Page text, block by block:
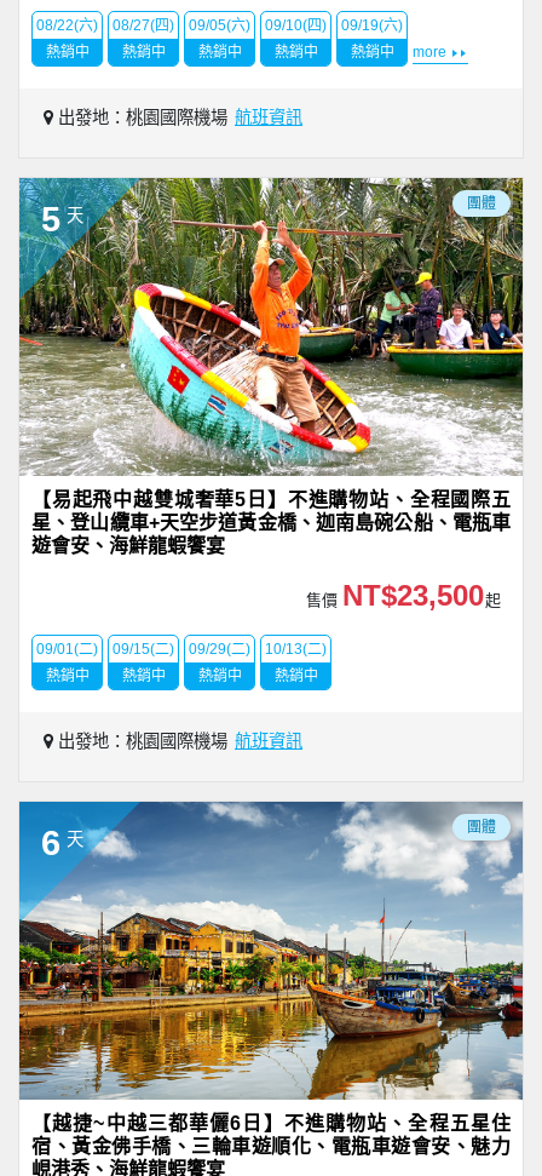
08/22(六)
熱銷中
08/27(四)
熱銷中
09/05(六)
熱銷中
09/10(四)
熱銷中
09/19(六)
熱銷中
more
出發地：桃園國際機場 航班資訊
5 天
團體
【易起飛中越雙城奢華5日】不進購物站、全程國際五
星、登山纜車+天空步道黃金橋、迦南島碗公船、電瓶車
遊會安、海鮮龍蝦饗宴
售價 NT$23,500起
09/01(二)
熱銷中
09/15(二)
熱銷中
09/29(二)
熱銷中
10/13(二)
熱銷中
出發地：桃園國際機場 航班資訊
6 天
團體
【越捷~中越三都華儷6日】不進購物站、全程五星住
宿、黃金佛手橋、三輪車遊順化、電瓶車遊會安、魅力
峴港秀、海鮮龍蝦饗宴